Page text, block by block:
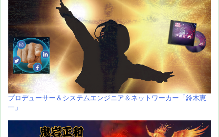
プロデューサー＆システムエンジニア＆ネットワーカー「鈴木恵
一」